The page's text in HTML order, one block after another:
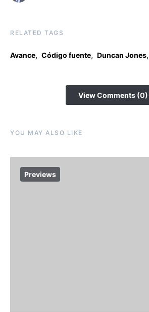
RELATED TAGS
Avance, Código fuente, Duncan Jones,
View Comments (0)
YOU MAY ALSO LIKE
Previews